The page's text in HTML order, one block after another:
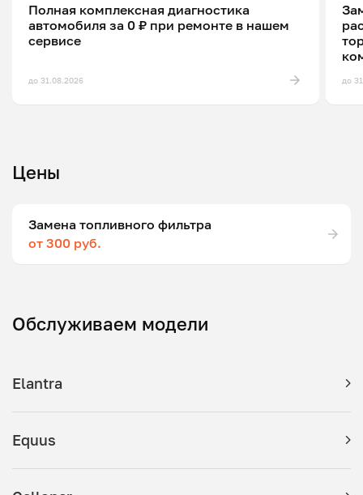
Полная комплексная диагностика
автомобиля за 0 ₽ при ремонте в нашем
сервисе
до 31.08.2026 до
Цены
Замена топливного фильтра
от 300 руб.
Обслуживаем модели
Elantra
Equus